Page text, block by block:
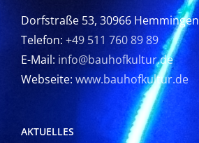
Dorfstraße 53, 30966 Hemmingen
Telefon: +49 511 760 89 89
E-Mail: info@bauhofkultur.de
Webseite: www.bauhofkultur.de
AKTUELLES